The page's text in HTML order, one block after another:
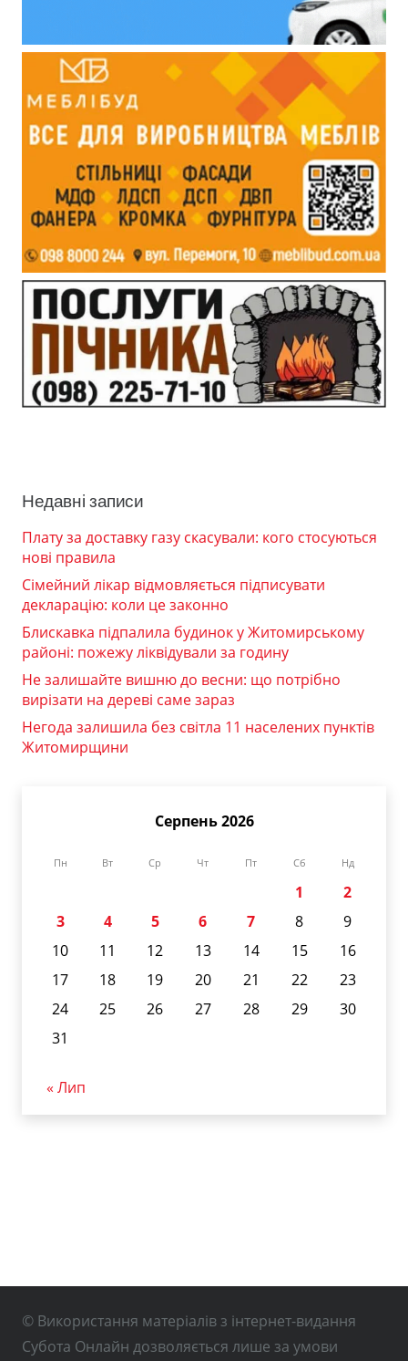
Недавні записи
Плату за доставку газу скасували: кого стосуються
нові правила
Сімейний лікар відмовляється підписувати
декларацію: коли це законно
Блискавка підпалила будинок у Житомирському
районі: пожежу ліквідували за годину
Не залишайте вишню до весни: що потрібно
вирізати на дереві саме зараз
Негода залишила без світла 11 населених пунктів
Житомирщини
Серпень 2026
Пн Вт Ср Чт Пт Сб Нд
1
2
3
4 5 6 7 8
9
10
11 12 13 14 15
16
17
18 19 20 21 22
23
24
25 26 27 28 29
30
31
« Лип
© Використання матеріалів з інтернет-видання
Субота Онлайн дозволяється лише за умови